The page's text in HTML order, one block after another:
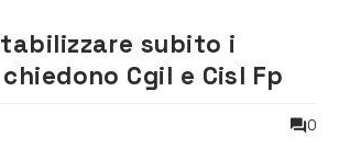
subito i
Cgil e Cisl Fp
0